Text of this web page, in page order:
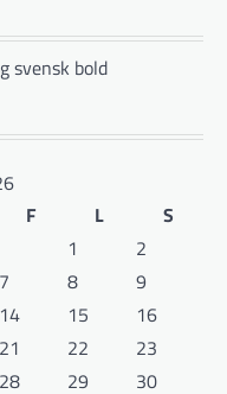
svensk bold
F L
S
1
2
7 8
9
14 15
16
21 22
23
28 29 30